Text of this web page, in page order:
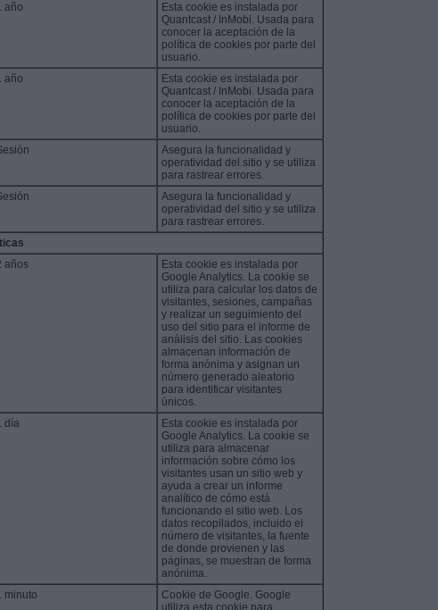
año
Esta cookie es instalada por
Quantcast / InMobi. Usada para
conocer la aceptación de la
política de cookies por parte del
usuario.
año
Esta cookie es instalada por
Quantcast / InMobi. Usada para
conocer la aceptación de la
política de cookies por parte del
usuario.
Asegura la funcionalidad y
operatividad del sitio y se utiliza
para rastrear errores.
Asegura la funcionalidad y
operatividad del sitio y se utiliza
para rastrear errores.
años
Esta cookie es instalada por
Google Analytics. La cookie se
utiliza para calcular los datos de
visitantes, sesiones, campañas
y realizar un seguimiento del
uso del sitio para el informe de
análisis del sitio. Las cookies
almacenan información de
forma anónima y asignan un
número generado aleatorio
para identificar visitantes
únicos.
día
Esta cookie es instalada por
Google Analytics. La cookie se
utiliza para almacenar
información sobre cómo los
visitantes usan un sitio web y
ayuda a crear un informe
analítico de cómo está
funcionando el sitio web. Los
datos recopilados, incluido el
número de visitantes, la fuente
de donde provienen y las
páginas, se muestran de forma
anónima.
minuto
Cookie de Google. Google
utiliza esta cookie para